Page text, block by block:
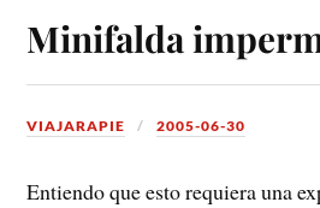
Minifalda
VIAJARAPIE 2005-06-30
Entiendo que esto requiera una